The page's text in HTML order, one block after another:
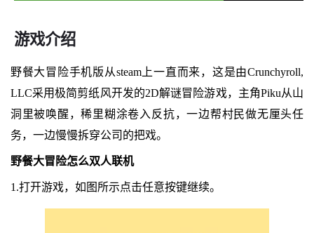
游戏介绍
野餐大冒险手机版从steam上一直而来，这是由Crunchyroll,
LLC采用极简剪纸风开发的2D解谜冒险游戏，主角Piku从山
洞里被唤醒，稀里糊涂卷入反抗，一边帮村民做无厘头任
务，一边慢慢拆穿公司的把戏。
野餐大冒险怎么双人联机
1.打开游戏，如图所示点击任意按键继续。